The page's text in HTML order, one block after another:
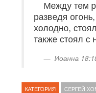
Между тем
разведя
холодно,
также стоял с
Иоанна
КАТЕГОРИЯ СЕРГЕЙ